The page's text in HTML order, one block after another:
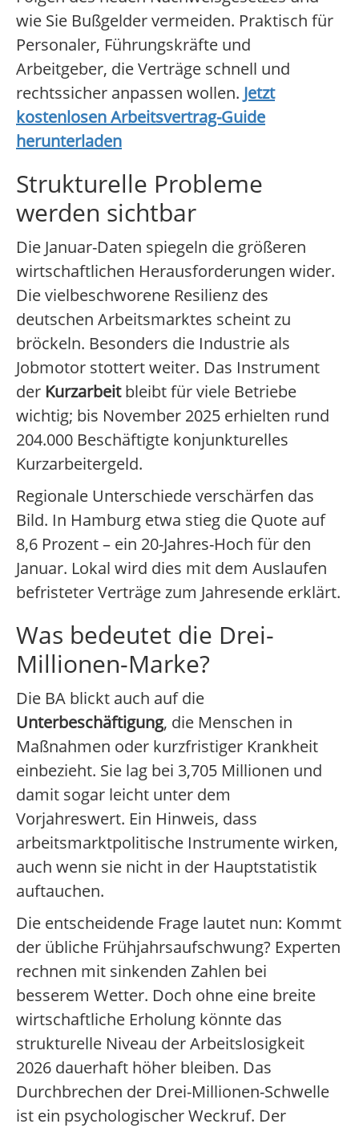
wie Sie Bußgelder vermeiden. Praktisch für
Personaler, Führungskräfte und
Arbeitgeber, die Verträge schnell und
rechtssicher anpassen wollen. Jetzt
kostenlosen Arbeitsvertrag-Guide
herunterladen
Strukturelle Probleme
werden sichtbar
Die Januar-Daten spiegeln die größeren
wirtschaftlichen Herausforderungen wider.
Die vielbeschworene Resilienz des
deutschen Arbeitsmarktes scheint zu
bröckeln. Besonders die Industrie als
Jobmotor stottert weiter. Das Instrument
der Kurzarbeitbleibt für viele Betriebe
wichtig; bis November 2025 erhielten rund
204.000 Beschäftigte konjunkturelles
Kurzarbeitergeld.
Regionale Unterschiede verschärfen das
Bild. In Hamburg etwa stieg die Quote auf
8,6 Prozent – ein 20-Jahres-Hoch für den
Januar. Lokal wird dies mit dem Auslaufen
befristeter Verträge zum Jahresende erklärt.
Was bedeutet die Drei-
Millionen-Marke?
Die BA blickt auch auf die
Unterbeschäftigung, die Menschen in
Maßnahmen oder kurzfristiger Krankheit
einbezieht. Sie lag bei 3,705 Millionen und
damit sogar leicht unter dem
Vorjahreswert. Ein Hinweis, dass
arbeitsmarktpolitische Instrumente wirken,
auch wenn sie nicht in der Hauptstatistik
auftauchen.
Die entscheidende Frage lautet nun: Kommt
der übliche Frühjahrsaufschwung? Experten
rechnen mit sinkenden Zahlen bei
besserem Wetter. Doch ohne eine breite
wirtschaftliche Erholung könnte das
strukturelle Niveau der Arbeitslosigkeit
2026 dauerhaft höher bleiben. Das
Durchbrechen der Drei-Millionen-Schwelle
ist ein psychologischer Weckruf. Der